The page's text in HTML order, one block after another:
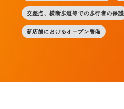
交差点、横断歩道等での歩行者の保護
新店舗におけるオープン警備